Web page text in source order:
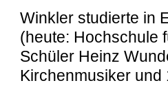
Winkler studierte in
(heute: Hochschule
Schüler Heinz
Kirchenmusiker